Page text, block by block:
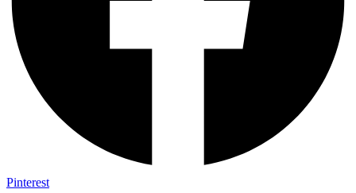
Pinterest